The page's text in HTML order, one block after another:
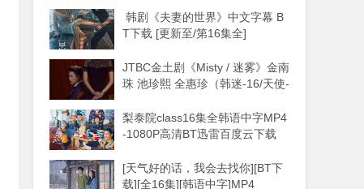
韩剧《夫妻的世界》中文字幕 B
T下载 [更新至/第16集全]
JTBC金土剧《Misty / 迷雾》金南
珠 池珍熙 全惠珍（韩迷-16/天使-
梨泰院class16集全韩语中字MP4
-1080P高清BT迅雷百度云下载
[天气好的话，我会去找你][BT下
载][全16集][韩语中字]MP4